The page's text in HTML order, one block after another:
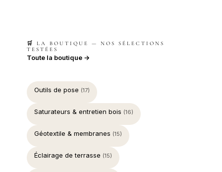
🛒 LA BOUTIQUE — NOS SÉLECTIONS
TESTÉES
Toute la boutique →
Outils de pose (17)
Saturateurs & entretien bois (16)
Géotextile & membranes (15)
Éclairage de terrasse (15)